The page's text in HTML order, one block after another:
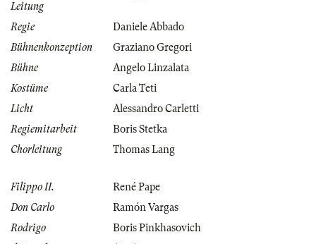
Leitung
Regie
Daniele Abbado
Bühnenkonzeption
Graziano Gregori
Bühne
Angelo Linzalata
Kostüme
Carla Teti
Licht
Alessandro Carletti
Regiemitarbeit
Boris Stetka
Chorleitung
Thomas Lang
Filippo II.
René Pape
Don Carlo
Ramón Vargas
Rodrigo
Boris Pinkhasovich